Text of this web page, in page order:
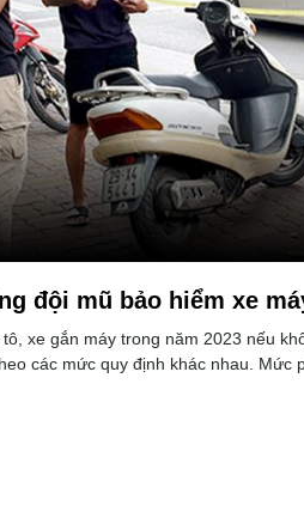
đội mũ bảo hiểm xe
xe gắn máy trong năm 2023 nếu
các mức quy định khác nhau. Mức